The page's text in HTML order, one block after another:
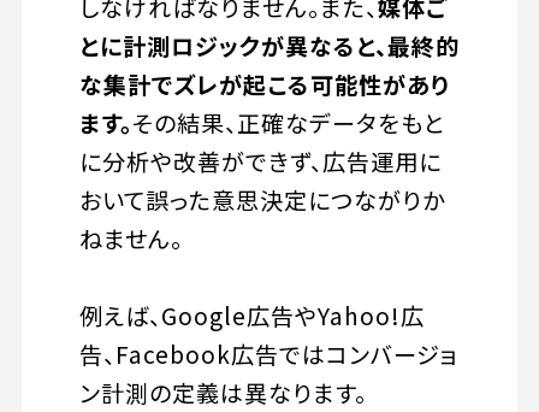
しなければなりません。また、媒体ご
とに計測ロジックが異なると、最終的
な集計でズレが起こる可能性があり
ます。その結果、正確なデータをもと
に分析や改善ができず、広告運用に
おいて誤った意思決定につながりか
ねません。
例えば、Google広告やYahoo!広
告、Facebook広告ではコンバージョ
ン計測の定義は異なります。